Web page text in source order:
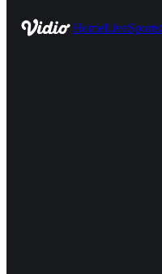
HomeLiveSports